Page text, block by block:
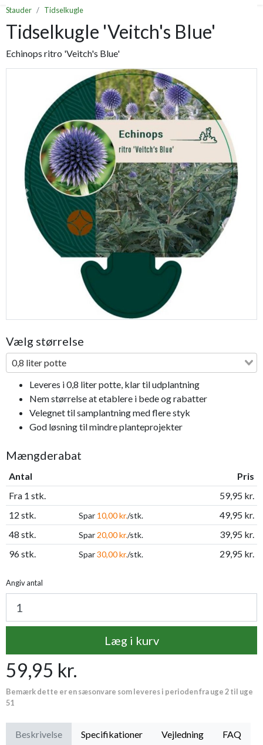
Stauder Tidselkugle
Tidselkugle 'Veitch's Blue'
Echinops ritro 'Veitch's Blue'
Previous
Vælg størrelse
0,8 liter potte
Leveres i 0,8 liter potte, klar til udplantning
Nem størrelse at etablere i bede og rabatter
Velegnet til samplantning med flere styk
God løsning til mindre planteprojekter
Mængderabat
Antal
Pris
Fra 1 stk.
59,95 kr.
12 stk.
Spar 10,00 kr./stk.
49,95 kr.
48 stk.
Spar 20,00 kr./stk.
39,95 kr.
96 stk.
Spar30,00 kr./stk. 29,95 kr.
Angiv antal
Læg i kurv
59,95 kr.
Bemærk dette er en sæsonvare som leveres i perioden fra uge 2 til uge
51
Beskrivelse Specifikationer Vejledning FAQ